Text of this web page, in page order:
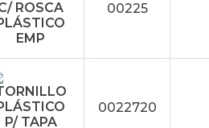
00225
0022720